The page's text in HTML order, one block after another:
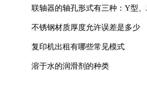
联轴器的轴孔形式有三种：Y型、
不锈钢材质厚度允许误差是多少
复印机出租有哪些常见模式
溶于水的润滑剂的种类